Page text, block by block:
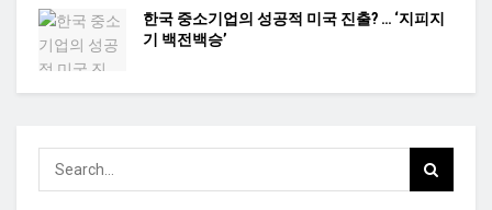
한국 중소기업의 성공적 미국 진출? … ‘지피지
기 백전백승’